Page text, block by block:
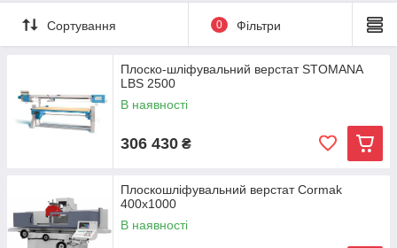
Сортування 0 Фільтри
Плоско-шліфувальний верстат STOMANA
LBS 2500
В наявності
306 430 ₴
Плоскошліфувальний верстат Cormak
400x1000
В наявності